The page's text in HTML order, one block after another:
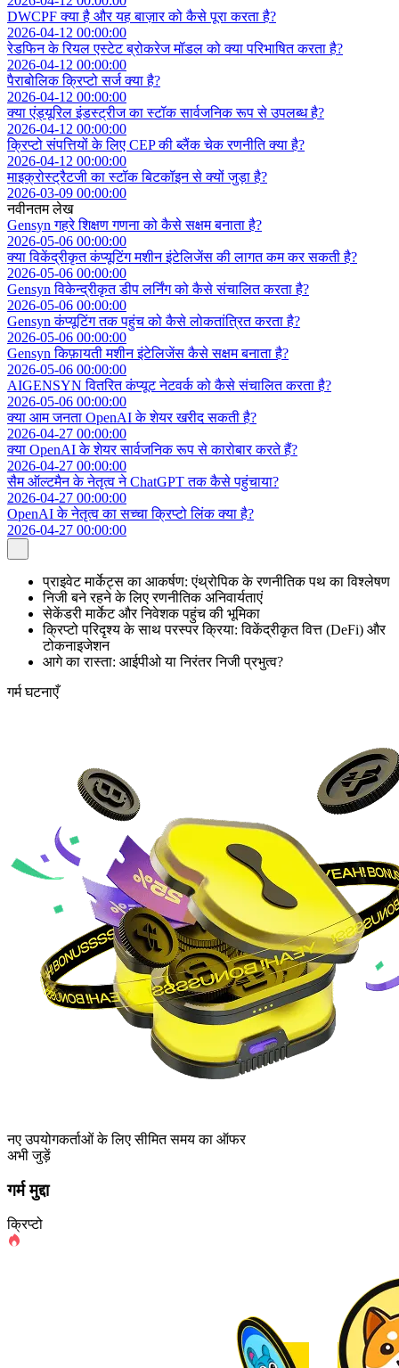
DWCPF क्या है और यह बाज़ार को कैसे पूरा करता है?
2026-04-12 00:00:00
रेडफिन के रियल एस्टेट ब्रोकरेज मॉडल को क्या परिभाषित करता है?
2026-04-12 00:00:00
पैराबोलिक क्रिप्टो सर्ज क्या है?
2026-04-12 00:00:00
क्या एंड्यूरिल इंडस्ट्रीज का स्टॉक सार्वजनिक रूप से उपलब्ध है?
2026-04-12 00:00:00
क्रिप्टो संपत्तियों के लिए CEP की ब्लैंक चेक रणनीति क्या है?
2026-04-12 00:00:00
माइक्रोस्ट्रैटजी का स्टॉक बिटकॉइन से क्यों जुड़ा है?
2026-03-09 00:00:00
नवीनतम लेख
Gensyn गहरे शिक्षण गणना को कैसे सक्षम बनाता है?
2026-05-06 00:00:00
क्या विकेंद्रीकृत कंप्यूटिंग मशीन इंटेलिजेंस की लागत कम कर सकती है?
2026-05-06 00:00:00
Gensyn विकेन्द्रीकृत डीप लर्निंग को कैसे संचालित करता है?
2026-05-06 00:00:00
Gensyn कंप्यूटिंग तक पहुंच को कैसे लोकतांत्रित करता है?
2026-05-06 00:00:00
Gensyn किफ़ायती मशीन इंटेलिजेंस कैसे सक्षम बनाता है?
2026-05-06 00:00:00
AIGENSYN वितरित कंप्यूट नेटवर्क को कैसे संचालित करता है?
2026-05-06 00:00:00
क्या आम जनता OpenAI के शेयर खरीद सकती है?
2026-04-27 00:00:00
क्या OpenAI के शेयर सार्वजनिक रूप से कारोबार करते हैं?
2026-04-27 00:00:00
सैम ऑल्टमैन के नेतृत्व ने ChatGPT तक कैसे पहुंचाया?
2026-04-27 00:00:00
OpenAI के नेतृत्व का सच्चा क्रिप्टो लिंक क्या है?
2026-04-27 00:00:00
प्राइवेट मार्केट्स का आकर्षण: एंथ्रोपिक के रणनीतिक पथ का विश्लेषण
निजी बने रहने के लिए रणनीतिक अनिवार्यताएं
सेकेंडरी मार्केट और निवेशक पहुंच की भूमिका
क्रिप्टो परिदृश्य के साथ परस्पर क्रिया: विकेंद्रीकृत वित्त (DeFi) और
टोकनाइजेशन
आगे का रास्ता: आईपीओ या निरंतर निजी प्रभुत्व?
गर्म घटनाएँ
नए उपयोगकर्ताओं के लिए सीमित समय का ऑफर
अभी जुड़ें
गर्म मुद्दा
क्रिप्टो